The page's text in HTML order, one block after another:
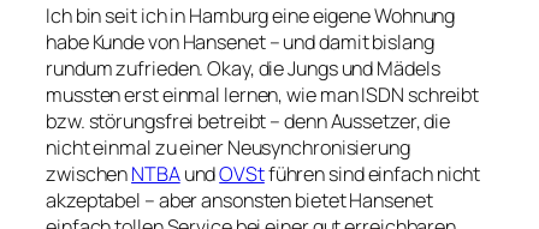
Ich bin seit ich in Hamburg eine eigene Wohnung
habe Kunde von Hansenet – und damit bislang
rundum zufrieden. Okay, die Jungs und Mädels
mussten erst einmal lernen, wie man ISDN schreibt
bzw. störungsfrei betreibt – denn Aussetzer, die
nicht einmal zu einer Neusynchronisierung
zwischenNTBAundOVStführen sind einfach nicht
akzeptabel – aber ansonsten bietet Hansenet